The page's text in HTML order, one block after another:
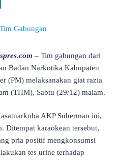
– Tim gabungan dari
Badan Narkotika Kabupaten
(PM) melaksanakan giat razia
(THM), Sabtu (29/12) malam.
AKP Suherman ini,
Ditempat karaokean tersebut,
pria positif mengkonsumsi
tes urine terhadap